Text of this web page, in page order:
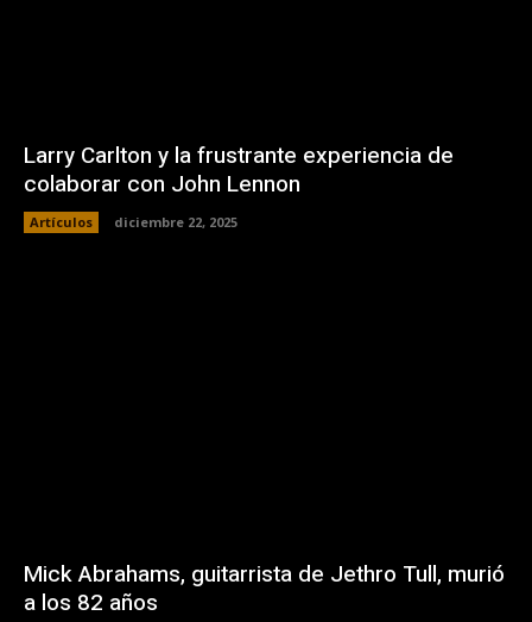
Larry Carlton y la frustrante experiencia de
colaborar con John Lennon
Artículos diciembre 22, 2025
Mick Abrahams, guitarrista de Jethro Tull, murió
a los 82 años